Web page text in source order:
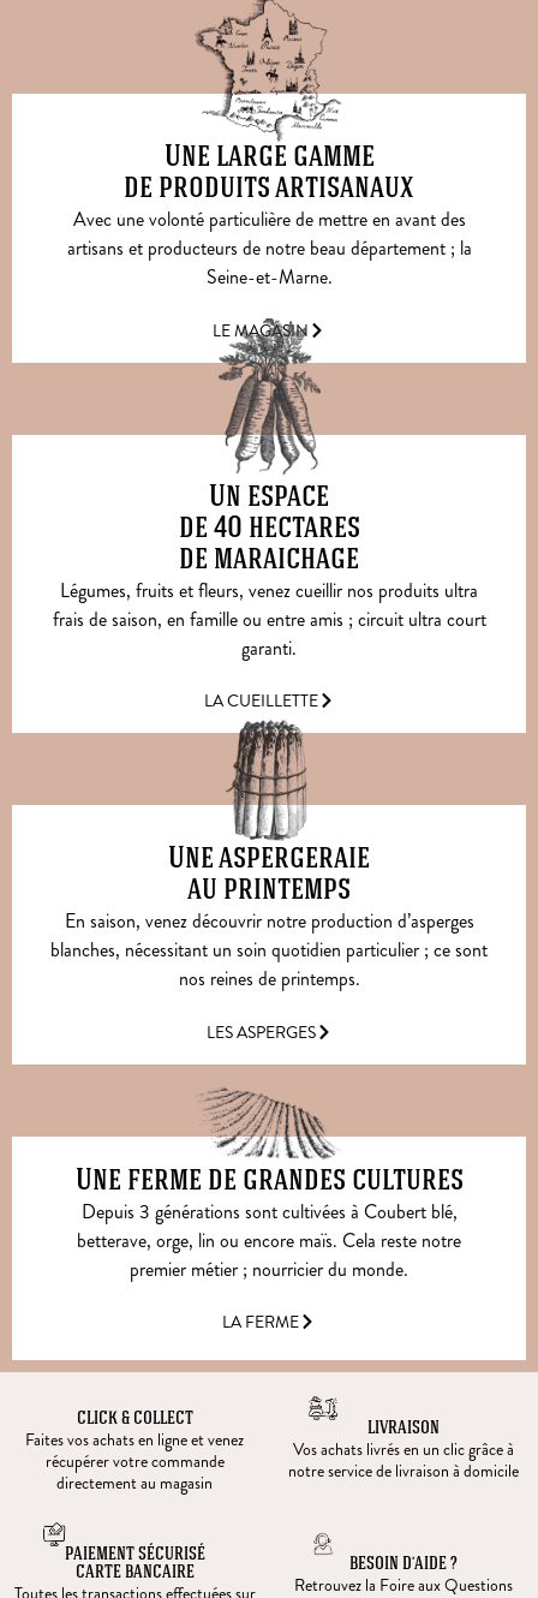
Une large gamme
de produits artisanaux
Avec une volonté particulière de mettre en avant des
artisans et producteurs de notre beau département ; la
Seine-et-Marne.
LE MAGASIN
Un espace
de 40 hectares
de maraichage
Légumes, fruits et fleurs, venez cueillir nos produits ultra
frais de saison, en famille ou entre amis ; circuit ultra court
garanti.
LA CUEILLETTE
Une aspergeraie
au printemps
En saison, venez découvrir notre production d’asperges
blanches, nécessitant un soin quotidien particulier ; ce sont
nos reines de printemps.
LES ASPERGES
Une ferme de grandes cultures
Depuis 3 générations sont cultivées à Coubert blé,
betterave, orge, lin ou encore maïs. Cela reste notre
premier métier ; nourricier du monde.
LA FERME
CLICK & COLLECT
Faites vos achats en ligne et venez
récupérer votre commande
directement au magasin
LIVRAISON
Vos achats livrés en un clic grâce à
notre service de livraison à domicile
PAIEMENT SÉCURISÉ
CARTE BANCAIRE
BESOIN D’AIDE ?
Retrouvez la Foire aux Questions